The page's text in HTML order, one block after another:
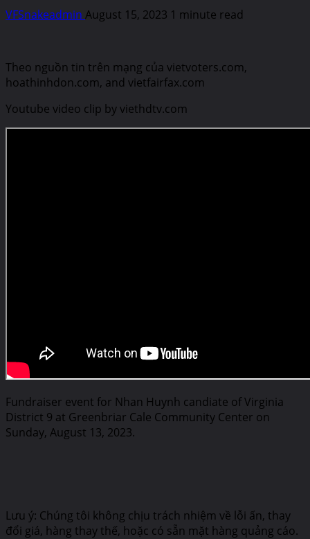
VFSnakeadmin August 15, 2023 1 minute read
Theo nguồn tin trên mạng của vietvoters.com,
hoathinhdon.com, and vietfairfax.com
Youtube video clip by viethdtv.com
Fundraiser event for Nhan Huynh candiate of Virginia
District 9 at Greenbriar Cale Community Center on
Sunday, August 13, 2023.
Lưu ý: Chúng tôi không chịu trách nhiệm về lỗi ấn, thay
đổi giá, hàng thay thế, hoặc có sẵn mặt hàng quảng cáo.